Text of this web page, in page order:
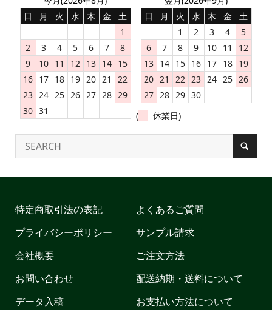
日
月 火 水 木 金
土
1
2
3 4 5 6 7
8
9
10 11 12 13 14 15
16 17 18 19 20 21
22
23 24 25 26 27 28 29
30 31
日
月 火 水 木 金
土
1
2 3 4
5
6
7 8 9 10 11
12
13 14 15 16 17 18 19
20 21 22 23 24 25 26
27 28 29 30
(
休業日)
特定商取引法の表記
プライバシーポリシー
会社概要
お問い合わせ
データ入稿
よくあるご質問
サンプル請求
ご注文方法
配送納期・送料について
お支払い方法について